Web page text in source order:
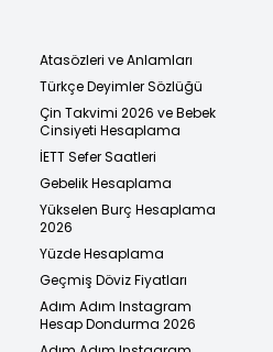
Atasözleri ve Anlamları
Türkçe Deyimler Sözlüğü
Çin Takvimi 2026 ve Bebek
Cinsiyeti Hesaplama
İETT Sefer Saatleri
Gebelik Hesaplama
Yükselen Burç Hesaplama
2026
Yüzde Hesaplama
Geçmiş Döviz Fiyatları
Adım Adım Instagram
Hesap Dondurma 2026